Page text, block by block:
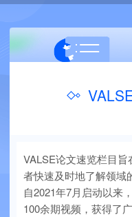
VALSE论文速览栏目
者快速及时地了解领域
自2021年7月启动以来
100余期视频，获得了